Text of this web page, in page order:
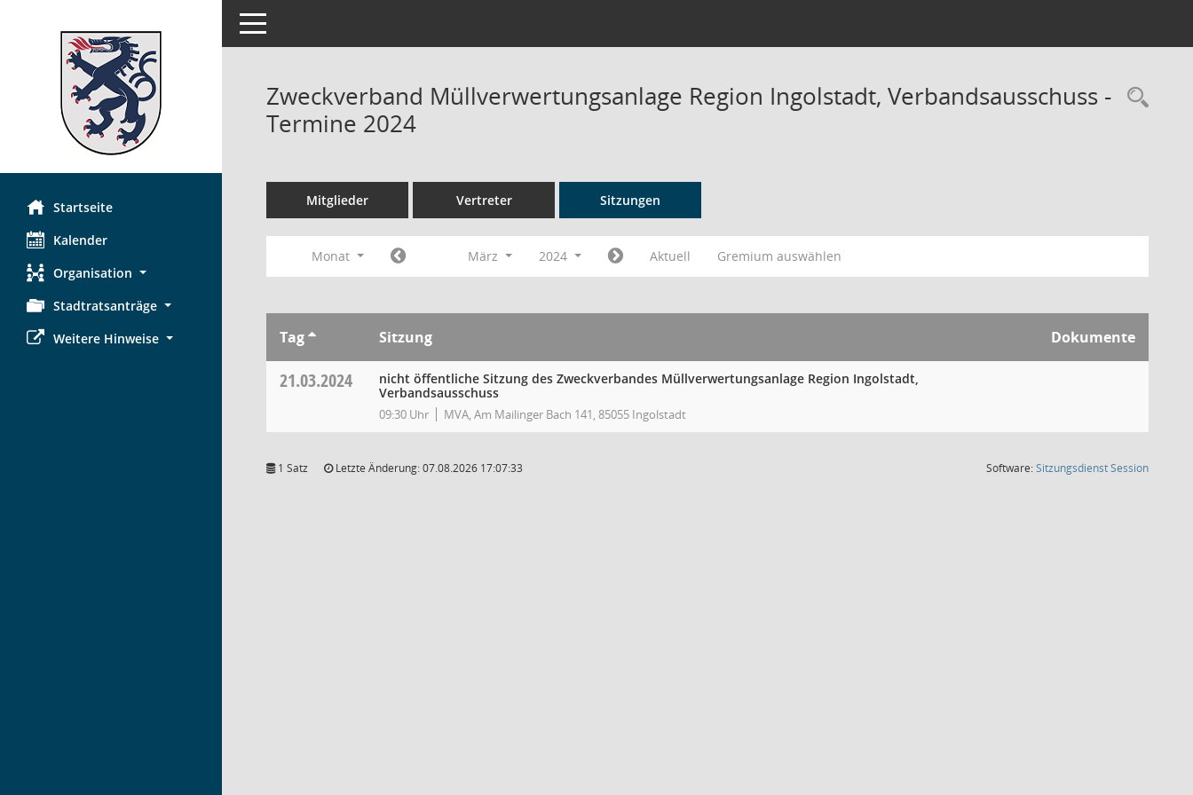
Startseite
Kalender
Organisation
Stadtratsanträge
Weitere Hinweise
Toggle navigation
Zweckverband Müllverwertungsanlage Region Ingolstadt, Verbandsausschuss -
Termine 2024
Mitglieder Vertreter Sitzungen
Monat März 2024 Aktuell Gremium auswählen
Tag Sitzung Dokumente
21.03.2024
nicht öffentliche Sitzung des Zweckverbandes Müllverwertungsanlage Region Ingolstadt,
Verbandsausschuss
09:30 Uhr MVA, Am Mailinger Bach 141, 85055 Ingolstadt
1 Satz Letzte Änderung: 07.08.2026 17:07:33 Software:SitzungsdienstSession(Wird in